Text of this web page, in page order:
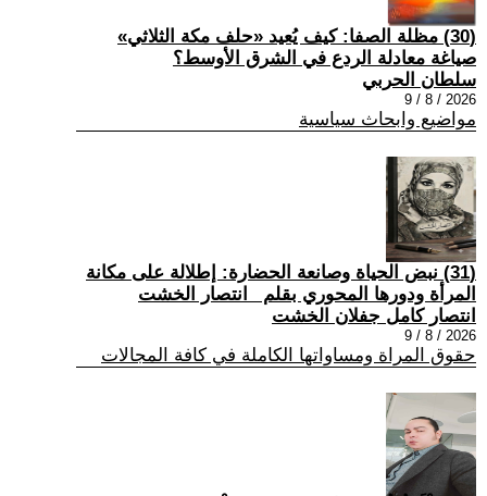
(30) مظلة الصفا: كيف يُعيد «حلف مكة الثلاثي»
صياغة معادلة الردع في الشرق الأوسط؟
سلطان الحربي
2026 / 8 / 9
مواضيع وابحاث سياسية
(31) نبض الحياة وصانعة الحضارة: إطلالة على مكانة
المرأة ودورها المحوري بقلم _انتصار الخشت
انتصار كامل جفلان الخشت
2026 / 8 / 9
حقوق المراة ومساواتها الكاملة في كافة المجالات